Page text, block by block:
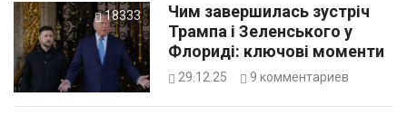
18333
Чим завершилась зустріч
Трампа і Зеленського у
Флориді: ключові моменти
29.12.25 9 комментариев